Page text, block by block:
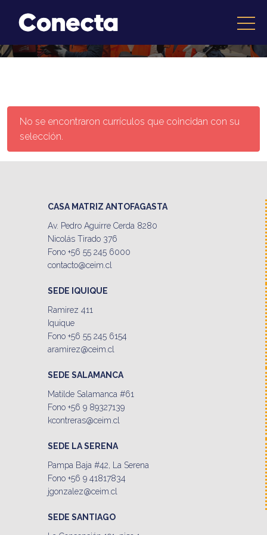
No se encontraron currículos que coincidan con su
selección.
CASA MATRIZ ANTOFAGASTA
Av. Pedro Aguirre Cerda 8280
Nicolás Tirado 376
Fono +56 55 245 6000
contacto@ceim.cl
SEDE IQUIQUE
Ramirez 411
Iquique
Fono +56 55 245 6154
aramirez@ceim.cl
SEDE SALAMANCA
Matilde Salamanca #61
Fono +56 9 89327139
kcontreras@ceim.cl
SEDE LA SERENA
Pampa Baja #42, La Serena
Fono +56 9 41817834
jgonzalez@ceim.cl
SEDE SANTIAGO